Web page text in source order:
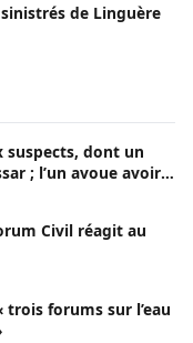
de Linguère
suspects, dont un
; l’un avoue avoir
Civil réagit au
trois forums sur l’eau